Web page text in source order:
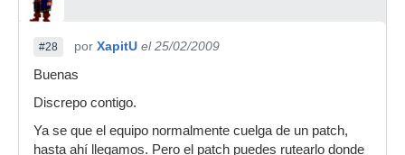
#28 por XapitU el 25/02/2009
Buenas
Discrepo contigo.
Ya se que el equipo normalmente cuelga de un patch,
hasta ahí llegamos. Pero el patch puedes rutearlo donde